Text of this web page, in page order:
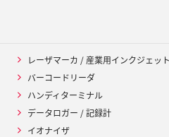
レーザマーカ / 産業用インクジェッ
バーコードリーダ
ハンディターミナル
データロガー / 記録計
イオナイザ